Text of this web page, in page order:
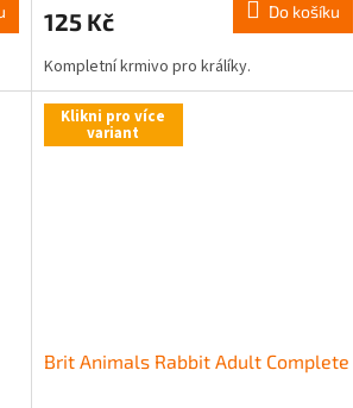
125 Kč Do košíku
Kompletní krmivo pro králíky.
Klikni pro více
variant
Brit Animals Rabbit Adult Complete